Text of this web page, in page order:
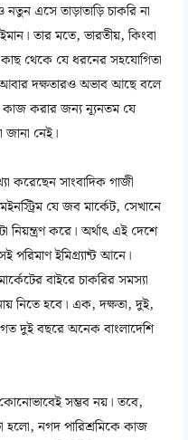
নতুন এসে তাড়াতাড়ি চাকরি না
তার মতে, ভারতীয়, কিংবা
কাছ থেকে যে ধরনের সহযোগিতা
আবার দক্ষতারও অভাব আছে বলে
কাজ করার জন্য ন্যূনতম যে
নেই।
করেছেন সাংবাদিক গাজী
যে জব মার্কেট, সেখানে
করে। অর্থাৎ এই দেশে
ইমিগ্র্যান্ট আনে।
বাইরে চাকরির সমস্যা
নিতে হবে। এক, দক্ষতা, দুই,
দুই বছরে অনেক বাংলাদেশি
সম্ভব নয়। তবে,
নগদ পারিশ্রমিকে কাজ